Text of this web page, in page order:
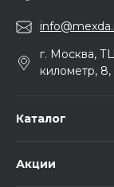
г. Москва,
километр,
Каталог
Акции